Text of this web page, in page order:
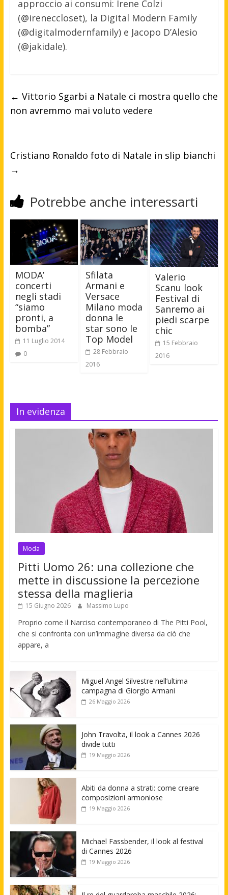
approccio ai consumi: Irene Colzi
(@ireneccloset), la Digital Modern Family
(@digitalmodernfamily) e Jacopo D’Alesio
(@jakidale).
← Vittorio Sgarbi a Natale ci mostra quello che
non avremmo mai voluto vedere
Cristiano Ronaldo foto di Natale in slip bianchi
→
Potrebbe anche interessarti
MODA’
concerti
negli stadi
“siamo
pronti, a
bomba”
11 Luglio 2014
0
Sfilata
Armani e
Versace
Milano moda
donna le
star sono le
Top Model
28 Febbraio
2016
Valerio
Scanu look
Festival di
Sanremo ai
piedi scarpe
chic
15 Febbraio
2016
In evidenza
Moda
Pitti Uomo 26: una collezione che
mette in discussione la percezione
stessa della maglieria
15 Giugno 2026 Massimo Lupo
Proprio come il Narciso contemporaneo di The Pitti Pool,
che si confronta con un’immagine diversa da ciò che
appare, a
Miguel Angel Silvestre nell’ultima
campagna di Giorgio Armani
26 Maggio 2026
John Travolta, il look a Cannes 2026
divide tutti
19 Maggio 2026
Abiti da donna a strati: come creare
composizioni armoniose
19 Maggio 2026
Michael Fassbender, il look al festival
di Cannes 2026
19 Maggio 2026